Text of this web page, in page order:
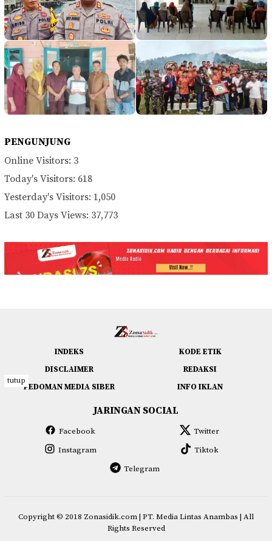
PENGUNJUNG
Online Visitors: 3
Today's Visitors: 618
Yesterday's Visitors: 1,050
Last 30 Days Views: 37,773
INDEKS
KODE ETIK
DISCLAIMER
REDAKSI
PEDOMAN MEDIA SIBER
INFO IKLAN
JARINGAN SOCIAL
Facebook
Twitter
Instagram
Tiktok
Telegram
Copyright © 2018 Zonasidik.com| PT. Media Lintas Anambas | All
Rights Reserved
tutup